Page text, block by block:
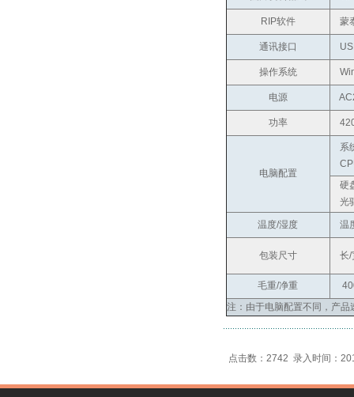
RIP软件 蒙
通讯接口
操作系统
电源
功率
电脑配置
系
硬
光
温度/湿度 温
包装尺寸 长/
毛重/净重
注：由于电脑配置不同，产
点击数：2742 录入时间：